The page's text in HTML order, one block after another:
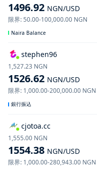
1496.92 NGN/USD
限界:50.00-100,000.00 NGN
Naira Balance
stephen96
1526.62 NGN/USD
1,527.23 NGN
限界: 1,000.00-200,000.00 NGN
銀行振込
cjotoa.cc
1554.38 NGN/USD
1,555.00 NGN
限界: 1,000.00-280,943.00 NGN